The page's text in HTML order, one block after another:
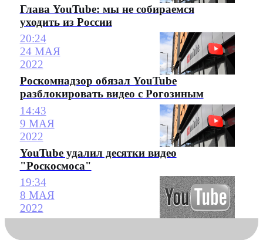
Глава YouTube: мы не собираемся
уходить из России
20:24
24 МАЯ
2022
Роскомнадзор обязал YouTube
разблокировать видео с Рогозиным
14:43
9 МАЯ
2022
YouTube удалил десятки видео
"Роскосмоса"
19:34
8 МАЯ
2022